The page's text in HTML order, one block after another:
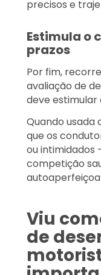
precisos e
Estimula o
prazos
Por fim,
avaliação de
deve estimular
Quando
que os
ou intimidados
competição
Viu
de